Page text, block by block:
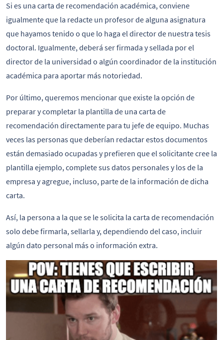
Si es una carta de recomendación académica, conviene
igualmente que la redacte un profesor de alguna asignatura
que hayamos tenido o que lo haga el director de nuestra tesis
doctoral. Igualmente, deberá ser firmada y sellada por el
director de la universidad o algún coordinador de la institución
académica para aportar más notoriedad.
Por último, queremos mencionar que existe la opción de
preparar y completar la plantilla de una carta de
recomendación directamente para tu jefe de equipo. Muchas
veces las personas que deberían redactar estos documentos
están demasiado ocupadas y prefieren que el solicitante cree la
plantilla ejemplo, complete sus datos personales y los de la
empresa y agregue, incluso, parte de la información de dicha
carta.
Así, la persona a la que se le solicita la carta de recomendación
solo debe firmarla, sellarla y, dependiendo del caso, incluir
algún dato personal más o información extra.